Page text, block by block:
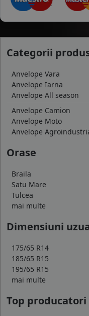
Categorii
Anvelope Vara
Anvelope Iarna
Anvelope All season
Anvelope Camion
Anvelope Moto
Anvelope
Orase
Braila
Satu Mare
Tulcea
mai multe
Dimensiuni
175/65 R14
185/65 R15
195/65 R15
mai multe
Top producatori